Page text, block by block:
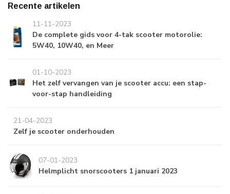
Recente artikelen
11-11-2023
De complete gids voor 4-tak scooter motorolie:
5W40, 10W40, en Meer
01-10-2023
Het zelf vervangen van je scooter accu: een stap-
voor-stap handleiding
21-04-2023
Zelf je scooter onderhouden
07-01-2023
Helmplicht snorscooters 1 januari 2023